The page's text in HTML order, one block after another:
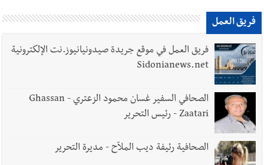
أخبار لبنان مفكرة النشاطات الرسمية المقررة في لبنان ليوم الجمعة
7-8-2026
أخبار لبنان
8-2026
أخبار لبنان
فريق العمل
فريق العمل في موقع جريدة صيدونيانيوز.نت الإلكترونية
Sidonianews.net
الصحافي السفير غسان محمود الزعتري - Ghassan
Zaatari - رئيس التحرير
الصحافية رئيفة ديب الملاّح - مديرة التحرير